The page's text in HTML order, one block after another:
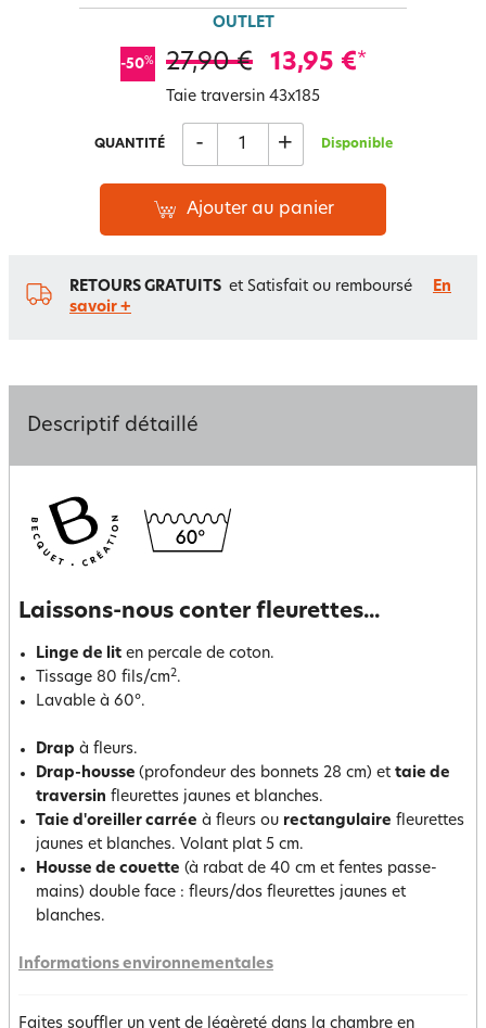
OUTLET
-50% 27,90 € 13,95 €*
Taie traversin 43x185
QUANTITÉ - + Disponible
Ajouter au panier
RETOURS GRATUITS et Satisfait ou remboursé
En
savoir +
Descriptif détaillé
Laissons-nous conter fleurettes...
Linge de lit en percale de coton.
Tissage 80 fils/cm2.
Lavable à 60°.
Drap à fleurs.
Drap-housse (profondeur des bonnets 28 cm) et taie de
traversin fleurettes jaunes et blanches.
Taie d'oreiller carrée à fleurs ou rectangulaire fleurettes
jaunes et blanches. Volant plat 5 cm.
Housse de couette (à rabat de 40 cm et fentes passe-
mains) double face : fleurs/dos fleurettes jaunes et
blanches.
Informations environnementales
Faites souffler un vent de légèreté dans la chambre en